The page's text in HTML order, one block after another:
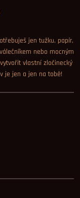
jen tužku, papír,
nebo mocným
vlastní zločinecký
je jen a jen na tobě!